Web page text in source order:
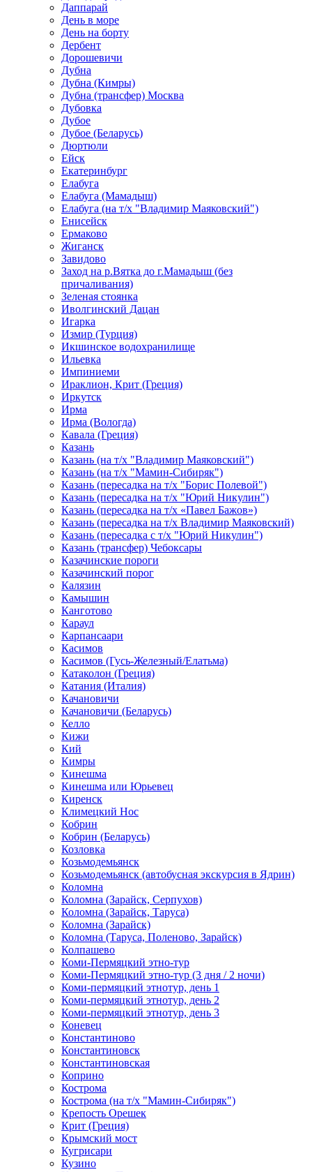
Даппарай
День в море
День на борту
Дербент
Дорошевичи
Дубна
Дубна (Кимры)
Дубна (трансфер) Москва
Дубовка
Дубое
Дубое (Беларусь)
Дюртюли
Ейск
Екатеринбург
Елабуга
Елабуга (Мамадыш)
Елабуга (на т/х "Владимир Маяковский")
Енисейск
Ермаково
Жиганск
Завидово
Заход на р.Вятка до г.Мамадыш (без
причаливания)
Зеленая стоянка
Иволгинский Дацан
Игарка
Измир (Турция)
Икшинское водохранилище
Ильевка
Импиниеми
Ираклион, Крит (Греция)
Иркутск
Ирма
Ирма (Вологда)
Кавала (Греция)
Казань
Казань (на т/х "Владимир Маяковский")
Казань (на т/х "Мамин-Сибиряк")
Казань (пересадка на т/х "Борис Полевой")
Казань (пересадка на т/х "Юрий Никулин")
Казань (пересадка на т/х «Павел Бажов»)
Казань (пересадка на т/х Владимир Маяковский)
Казань (пересадка с т/х "Юрий Никулин")
Казань (трансфер) Чебоксары
Казачинские пороги
Казачинский порог
Калязин
Камышин
Канготово
Караул
Карпансаари
Касимов
Касимов (Гусь-Железный/Елатьма)
Катаколон (Греция)
Катания (Италия)
Качановичи
Качановичи (Беларусь)
Келло
Кижи
Кий
Кимры
Кинешма
Кинешма или Юрьевец
Киренск
Климецкий Нос
Кобрин
Кобрин (Беларусь)
Козловка
Козьмодемьянск
Козьмодемьянск (автобусная экскурсия в Ядрин)
Коломна
Коломна (Зарайск, Серпухов)
Коломна (Зарайск, Таруса)
Коломна (Зарайск)
Коломна (Таруса, Поленово, Зарайск)
Колпашево
Коми-Пермяцкий этно-тур
Коми-Пермяцкий этно-тур (3 дня / 2 ночи)
Коми-пермяцкий этнотур, день 1
Коми-пермяцкий этнотур, день 2
Коми-пермяцкий этнотур, день 3
Коневец
Константиново
Константиновск
Константиновская
Коприно
Кострома
Кострома (на т/х "Мамин-Сибиряк")
Крепость Орешек
Крит (Греция)
Крымский мост
Кугрисари
Кузино